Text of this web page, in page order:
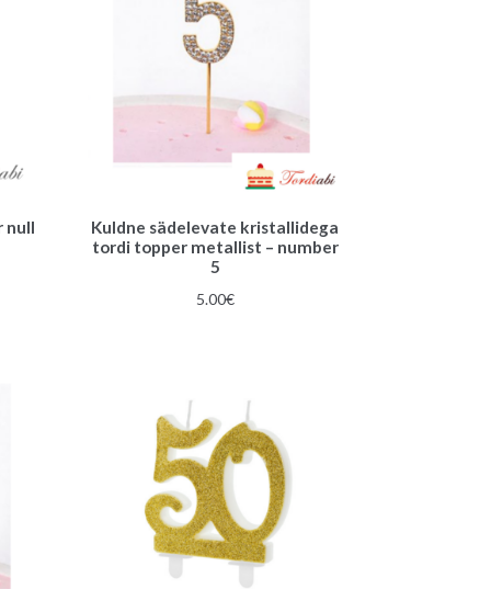
null
Kuldne sädelevate kristallidega
tordi topper metallist – number
5
5.00€